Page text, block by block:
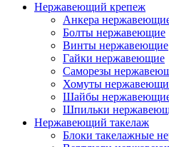
Нержавеющий крепеж
Анкера
Болты нержавеющие
Винты нержавеющие
Гайки нержавеющие
Саморезы
Хомуты
Шайбы
Шпильки
Нержавеющий такелаж
Блоки такелажные